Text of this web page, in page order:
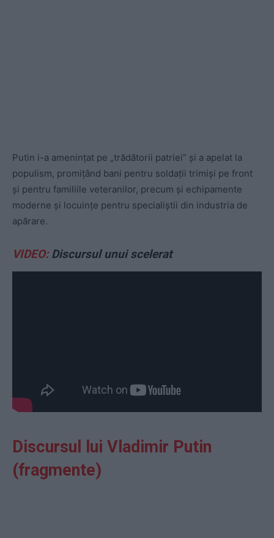
Putin i-a amenințat pe „trădătorii patriei” și a apelat la
populism, promițând bani pentru soldații trimiși pe front
și pentru familiile veteranilor, precum și echipamente
moderne și locuințe pentru specialiștii din industria de
apărare.
VIDEO:Discursul unui scelerat
Discursul lui Vladimir Putin
(fragmente)